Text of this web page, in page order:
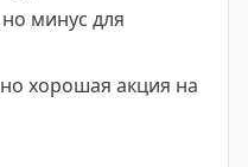
минус для
хорошая акция на